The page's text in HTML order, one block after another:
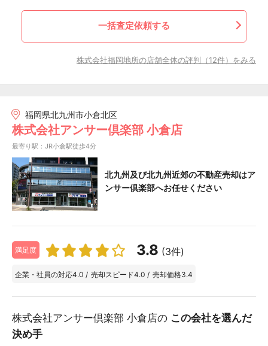
一括査定依頼する
株式会社福岡地所の店舗全体の評判（12件）をみる
福岡県北九州市小倉北区
株式会社アンサー倶楽部 小倉店
最寄り駅：JR小倉駅徒歩4分
北九州及び北九州近郊の不動産売却はア
ンサー倶楽部へお任せください
満足度 3.8 (3件)
企業・社員の対応4.0 / 売却スピード4.0 / 売却価格3.4
株式会社アンサー倶楽部 小倉店の この会社を選んだ
決め手